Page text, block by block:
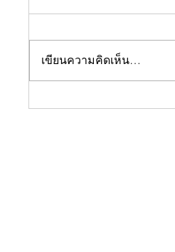
คอลัมน์"จับชีพจรวงการ
เขียนความคิดเห็น…